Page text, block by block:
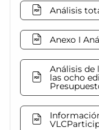
Análisis
Anexo I
Análisis de
las ocho